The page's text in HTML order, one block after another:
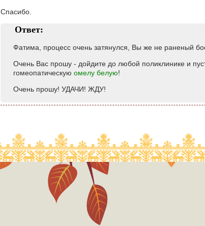
Спасибо.
Ответ:
Фатима, процесс очень затянулся, Вы же не раненый
Очень Вас прошу - дойдите до любой поликлинике и
гомеопатическую омелу белую!
Очень прошу! УДАЧИ! ЖДУ!